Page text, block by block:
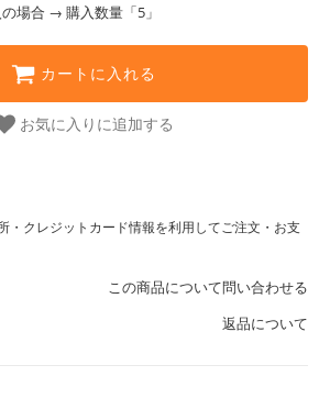
場合 → 購入数量「5」
カートに入れる
お気に入りに追加する
・クレジットカード情報を利用してご注文・お支
この商品について問い合わせる
返品について